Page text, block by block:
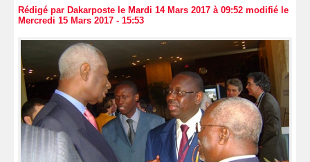
Rédigé par Dakarposte le Mardi 14 Mars 2017 à 09:52 modifié le
Mercredi 15 Mars 2017 - 15:53